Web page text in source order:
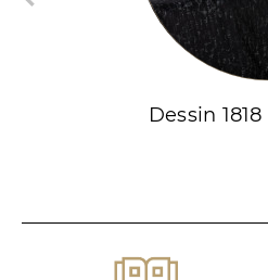
Dessin 1818